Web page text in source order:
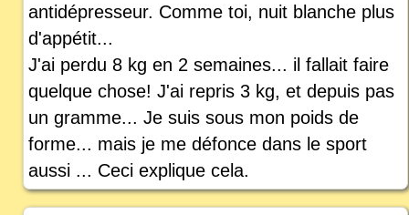
antidépresseur. Comme toi, nuit blanche plus
d'appétit...
J'ai perdu 8 kg en 2 semaines... il fallait faire
quelque chose! J'ai repris 3 kg, et depuis pas
un gramme... Je suis sous mon poids de
forme... mais je me défonce dans le sport
aussi ... Ceci explique cela.